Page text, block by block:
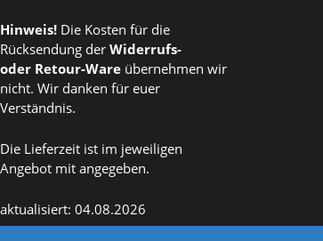
Hinweis! Die Kosten für die
Rücksendung der Widerrufs-
oder Retour-Ware übernehmen wir
nicht. Wir danken für euer
Verständnis.
Die Lieferzeit ist im jeweiligen
Angebot mit angegeben.
aktualisiert: 04.08.2026